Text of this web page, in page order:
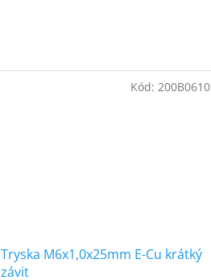
Tryska M6x1,0x25mm E-Cu krátký
závit
Kód: 200B0610